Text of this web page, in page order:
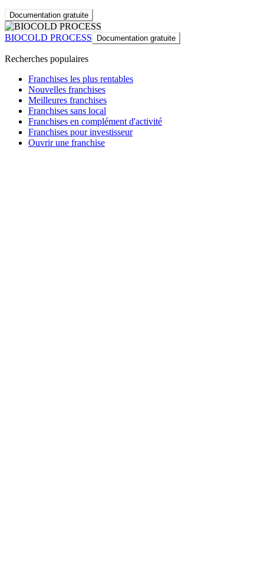
Documentation gratuite
BIOCOLD PROCESS Documentation gratuite
Recherches populaires
Franchises les plus rentables
Nouvelles franchises
Meilleures franchises
Franchises sans local
Franchises en complément d'activité
Franchises pour investisseur
Ouvrir une franchise